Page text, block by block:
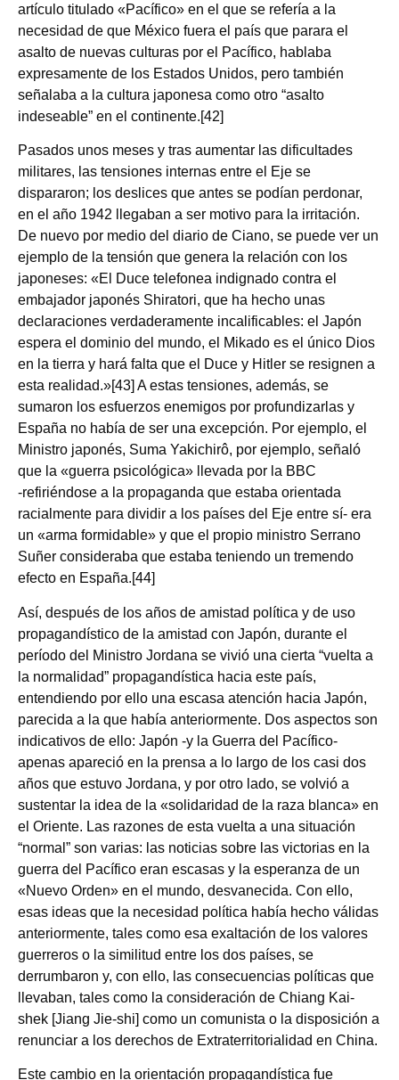
artículo titulado «Pacífico» en el que se refería a la
necesidad de que México fuera el país que parara el
asalto de nuevas culturas por el Pacífico, hablaba
expresamente de los Estados Unidos, pero también
señalaba a la cultura japonesa como otro “asalto
indeseable” en el continente.[42]
Pasados unos meses y tras aumentar las dificultades
militares, las tensiones internas entre el Eje se
dispararon; los deslices que antes se podían perdonar,
en el año 1942 llegaban a ser motivo para la irritación.
De nuevo por medio del diario de Ciano, se puede ver un
ejemplo de la tensión que genera la relación con los
japoneses: «El Duce telefonea indignado contra el
embajador japonés Shiratori, que ha hecho unas
declaraciones verdaderamente incalificables: el Japón
espera el dominio del mundo, el Mikado es el único Dios
en la tierra y hará falta que el Duce y Hitler se resignen a
esta realidad.»[43] A estas tensiones, además, se
sumaron los esfuerzos enemigos por profundizarlas y
España no había de ser una excepción. Por ejemplo, el
Ministro japonés, Suma Yakichirô, por ejemplo, señaló
que la «guerra psicológica» llevada por la BBC
‑refiriéndose a la propaganda que estaba orientada
racialmente para dividir a los países del Eje entre sí‑ era
un «arma formidable» y que el propio ministro Serrano
Suñer consideraba que estaba teniendo un tremendo
efecto en España.[44]
Así, después de los años de amistad política y de uso
propagandístico de la amistad con Japón, durante el
período del Ministro Jordana se vivió una cierta “vuelta a
la normalidad” propagandística hacia este país,
entendiendo por ello una escasa atención hacia Japón,
parecida a la que había anteriormente. Dos aspectos son
indicativos de ello: Japón ‑y la Guerra del Pacífico‑
apenas apareció en la prensa a lo largo de los casi dos
años que estuvo Jordana, y por otro lado, se volvió a
sustentar la idea de la «solidaridad de la raza blanca» en
el Oriente. Las razones de esta vuelta a una situación
“normal” son varias: las noticias sobre las victorias en la
guerra del Pacífico eran escasas y la esperanza de un
«Nuevo Orden» en el mundo, desvanecida. Con ello,
esas ideas que la necesidad política había hecho válidas
anteriormente, tales como esa exaltación de los valores
guerreros o la similitud entre los dos países, se
derrumbaron y, con ello, las consecuencias políticas que
llevaban, tales como la consideración de Chiang Kai-
shek [Jiang Jie-shi] como un comunista o la disposición a
renunciar a los derechos de Extraterritorialidad en China.
Este cambio en la orientación propagandística fue